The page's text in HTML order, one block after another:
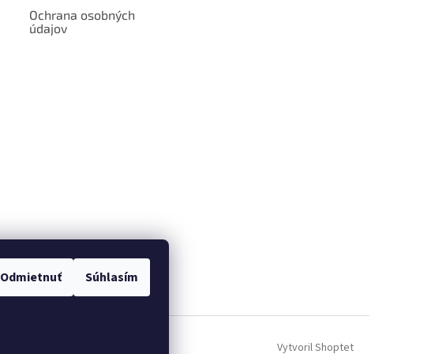
Odmietnuť Súhlasím
Ochrana osobných
údajov
Vytvoril Shoptet